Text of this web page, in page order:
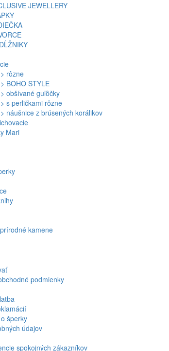
JEWELLERY
> rôzne
> BOHO STYLE
> obšívané guľôčky
> s perličkami rôzne
> náušnice z brúsených korálikov
Mari
kamene
podmienky
šperky
údajov
spokojných zákazníkov